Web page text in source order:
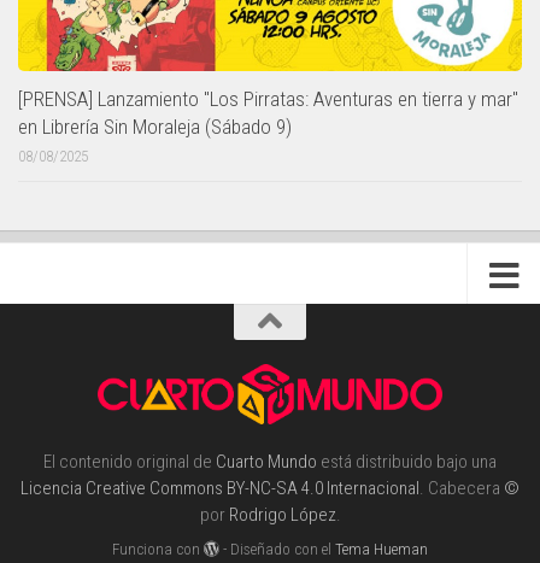
[PRENSA] Lanzamiento "Los Pirratas: Aventuras en tierra y mar"
en Librería Sin Moraleja (Sábado 9)
08/08/2025
El contenido original de Cuarto Mundo está distribuido bajo una
Licencia Creative Commons BY-NC-SA 4.0 Internacional. Cabecera ©
por Rodrigo López.
Funciona con - Diseñado con elTema Hueman